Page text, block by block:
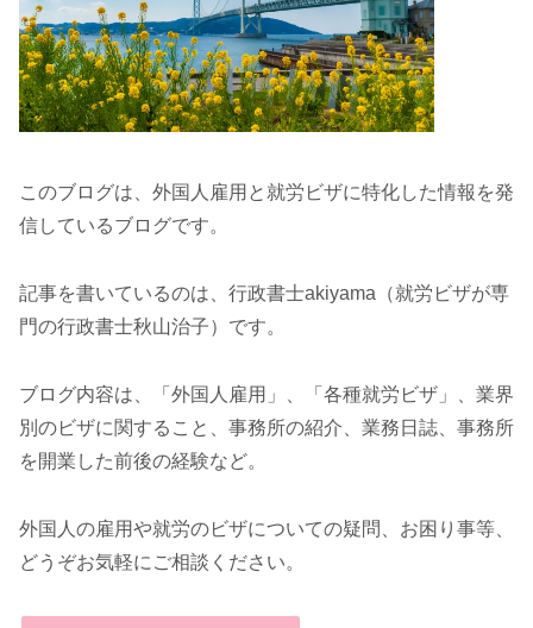
このブログは、外国人雇用と就労ビザに特化した情報を発
信しているブログです。
記事を書いているのは、行政書士akiyama（就労ビザが専
門の行政書士秋山治子）です。
ブログ内容は、「外国人雇用」、「各種就労ビザ」、業界
別のビザに関すること、事務所の紹介、業務日誌、事務所
を開業した前後の経験など。
外国人の雇用や就労のビザについての疑問、お困り事等、
どうぞお気軽にご相談ください。